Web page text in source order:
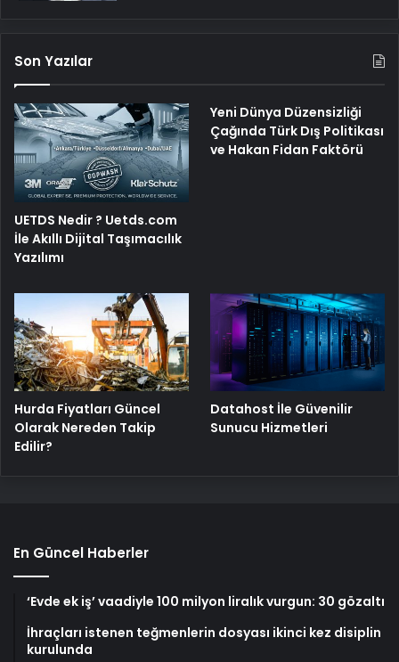
Son Yazılar
UETDS Nedir ? Uetds.com
İle Akıllı Dijital Taşımacılık
Yazılımı
Yeni Dünya Düzensizliği
Çağında Türk Dış Politikası
ve Hakan Fidan Faktörü
Hurda Fiyatları Güncel
Olarak Nereden Takip
Edilir?
Datahost İle Güvenilir
Sunucu Hizmetleri
En Güncel Haberler
‘Evde ek iş’ vaadiyle 100 milyon liralık vurgun: 30 gözaltı
İhraçları istenen teğmenlerin dosyası ikinci kez disiplin
kurulunda